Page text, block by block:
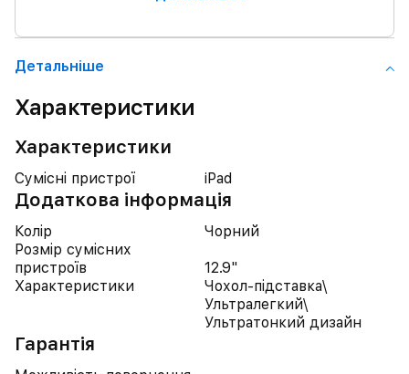
Детальнiше
Характеристики
Характеристики
Сумісні пристрої iPad
Додаткова інформація
Колір
Чорний
Розмір сумісних
пристроїв
12.9"
Характеристики
Чохол-підставка\
Ультралегкий\
Ультратонкий дизайн
Гарантія